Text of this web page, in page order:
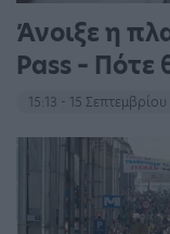
Άνοιξε η
Pass – Πότε
15:13 - 15